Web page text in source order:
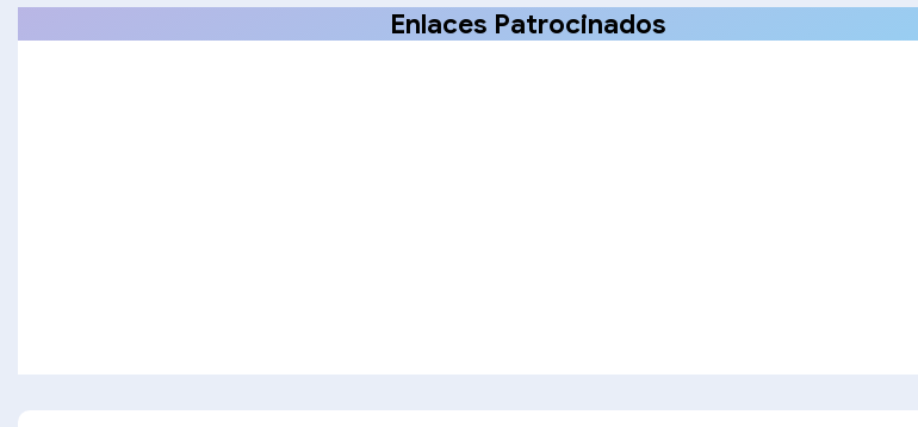
Enlaces Patrocinados